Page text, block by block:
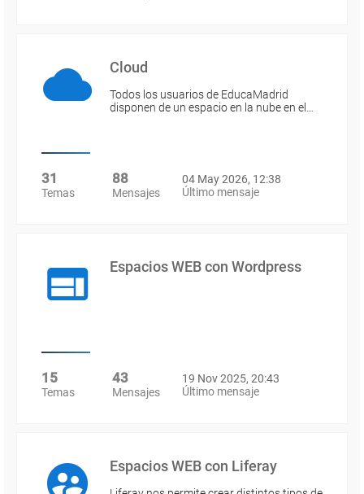
Cloud
Todos los usuarios de EducaMadrid
disponen de un espacio en la nube en el…
31
Temas
88
Mensajes
04 May 2026, 12:38
Último mensaje
Espacios WEB con Wordpress
15
Temas
43
Mensajes
19 Nov 2025, 20:43
Último mensaje
Espacios WEB con Liferay